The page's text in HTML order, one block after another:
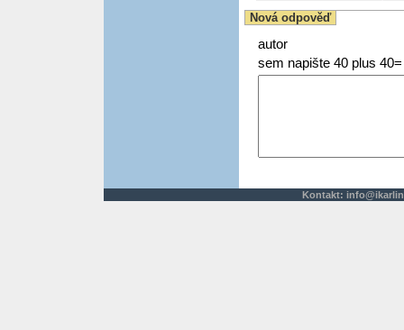
Nová odpověď
autor
sem napište 40 plus 40=
Kontakt: